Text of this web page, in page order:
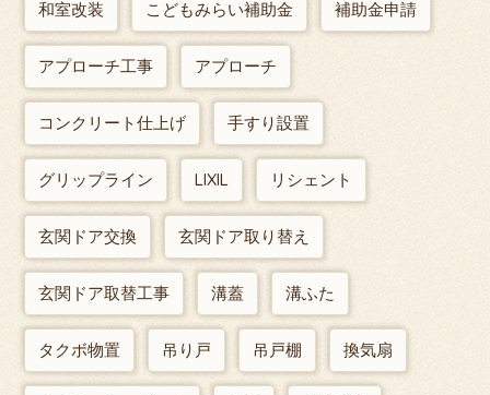
和室改装 こどもみらい補助金 補助金申請
アプローチ工事 アプローチ
コンクリート仕上げ 手すり設置
グリップライン LIXIL リシェント
玄関ドア交換 玄関ドア取り替え
玄関ドア取替工事 溝蓋 溝ふた
タクボ物置 吊り戸 吊戸棚 換気扇